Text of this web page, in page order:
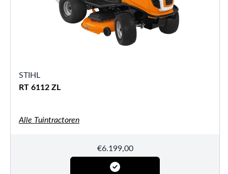
STIHL
RT 6112 ZL
Alle Tuintractoren
€6.199,00